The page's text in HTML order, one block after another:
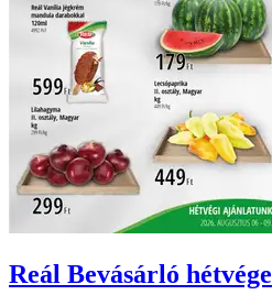
Reál Bevásárló hétvége